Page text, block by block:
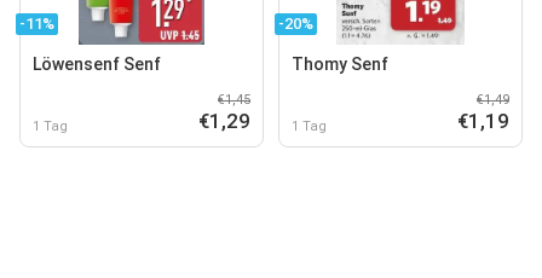
-11%
Löwensenf Senf
1 Tag
€1,45
€1,29
-20%
Thomy Senf
1 Tag
€1,49
€1,19